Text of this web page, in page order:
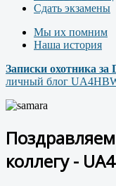
Сдать экзамены
Мы их помним
Наша история
Записки охотника за
личный блог
коллегу -